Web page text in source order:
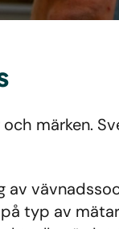
märken.
typ av